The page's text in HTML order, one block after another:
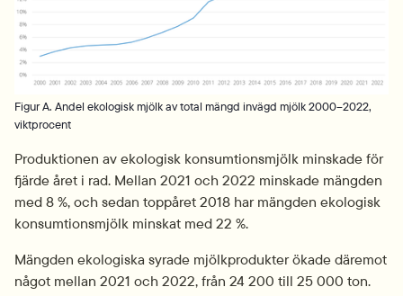
Figur A. Andel ekologisk mjölk av total mängd invägd mjölk 2000–2022,
viktprocent
Produktionen av ekologisk konsumtionsmjölk minskade för
fjärde året i rad. Mellan 2021 och 2022 minskade mängden
med 8 %, och sedan toppåret 2018 har mängden ekologisk
konsumtionsmjölk minskat med 22 %.
Mängden ekologiska syrade mjölkprodukter ökade däremot
något mellan 2021 och 2022, från 24 200 till 25 000 ton.